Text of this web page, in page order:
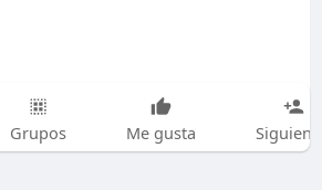
Grupos Me gusta